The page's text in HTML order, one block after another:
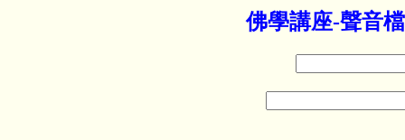
佛學講座-聲音